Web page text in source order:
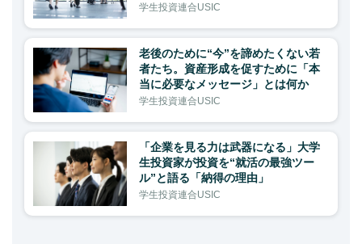
学生投資連合USIC
老後のために“今”を諦めたくない若
者たち。資産形成を促すために「本
当に必要なメッセージ」とは何か
学生投資連合USIC
「企業を見る力は武器になる」大学
生投資家が投資を“就活の最強ツー
ル”と語る「納得の理由」
学生投資連合USIC